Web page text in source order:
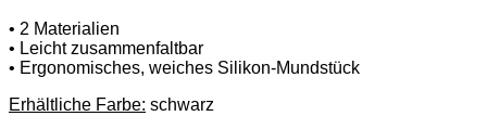
• 2 Materialien
• Leicht zusammenfaltbar
• Ergonomisches, weiches Silikon-Mundstück
Erhältliche Farbe: schwarz